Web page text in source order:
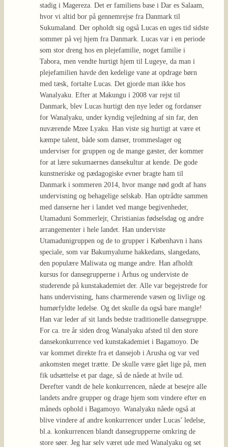
stadig i Magereza. Det er familiens base i Dar es Salaam,
hvor vi altid bor på gennemrejse fra Danmark til
Sukumaland. Der opholdt sig også Lucas en uges tid sidste
sommer på vej hjem fra Danmark. Lucas var i en periode
som stor dreng hos en plejefamilie, noget familie i
Tabora, men vendte hurtigt hjem til Lugeye, da man i
plejefamilien havde den kedelige vane at opdrage børn
med tæsk, fortalte Lucas. Det gjorde man ikke hos
Wanalyaku. Efter at Makungu i 2008 var rejst til
Danmark, blev Lucas hurtigt den nye leder og fordanser
for Wanalyaku, under kyndig vejledning af sin far, den
nuværende Mzee Lyaku. Han viste sig hurtigt at være et
kæmpe talent, både som danser, trommeslager og
underviser for gruppen og de mange gæster, der kommer
for at lære sukumaernes dansekultur at kende. De gode
kunstneriske og pædagogiske evner bragte ham til
Danmark i sommeren 2014, hvor mange nød godt af hans
undervisning og behagelige selskab. Han optrådte sammen
med danserne her i landet ved mange begivenheder,
Utamaduni Sommerlejr, Christianias fødselsdag og andre
arrangementer i hele landet. Han underviste
Utamadunigruppen og de to grupper i København i hans
speciale, som var Bakumyalume hakkedans, slangedans,
den populære Maliwata og mange andre. Han afholdt
kursus for dansegrupperne i Århus og underviste de
studerende på kunstakademiet der. Alle var begejstrede for
hans undervisning, hans charmerende væsen og livlige og
humørfyldte ledelse. Og det skulle da også bare mangle!
Han var leder af sit lands bedste traditionelle dansegruppe.
For ca. tre år siden drog Wanalyaku afsted til den store
dansekonkurrence ved kunstakademiet i Bagamoyo. De
var kommet direkte fra et dansejob i Arusha og var ved
ankomsten meget trætte. De skulle være gået lige på, men
fik udsættelse et par dage, så de nåede at hvile ud.
Derefter vandt de hele konkurrencen, nåede at besejre alle
landets andre grupper og drage hjem som vindere efter en
måneds ophold i Bagamoyo. Wanalyaku nåede også at
blive vindere af andre konkurrencer under Lucas’ ledelse,
bl.a. konkurrencen blandt dansegrupperne omkring de
store søer. Jeg har selv været ude med Wanalyaku og set